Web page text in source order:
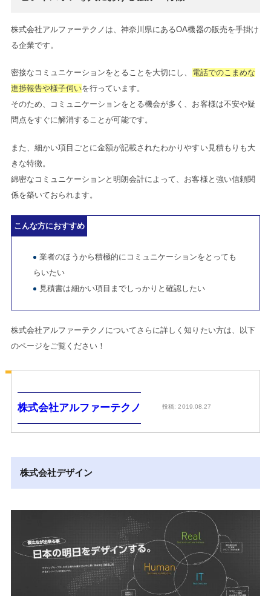
株式会社アルファーテクノは、神奈川県にあるOA機器の販売を手掛け
る企業です。
密接なコミュニケーションをとることを大切にし、 電話でのこまめな
進捗報告や様子伺いを行っています。
そのため、コミュニケーションをとる機会が多く、お客様は不安や疑
問点をすぐに解消することが可能です。
また、細かい項目ごとに金額が記載されたわかりやすい見積もりも大
きな特徴。
綿密なコミュニケーションと明朗会計によって、お客様と強い信頼関
係を築いておられます。
こんな方におすすめ
業者のほうから積極的にコミュニケーションをとっても
らいたい
見積書は細かい項目までしっかりと確認したい
株式会社アルファーテクノについてさらに詳しく知りたい方は、以下
のページをご覧ください！
株式会社アルファーテクノ 投稿: 2019.08.27
株式会社デザイン